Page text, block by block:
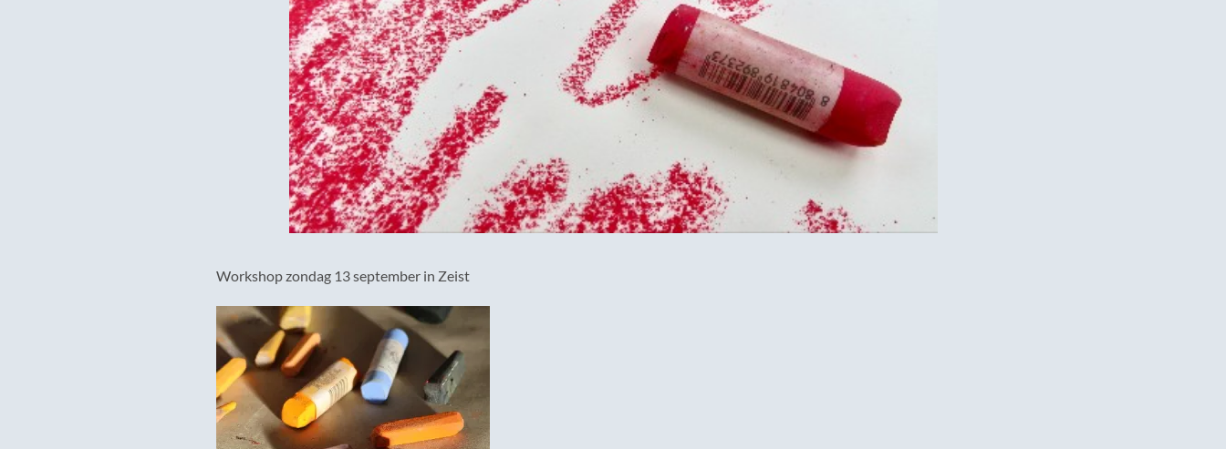
Workshop zondag 13 september in Zeist